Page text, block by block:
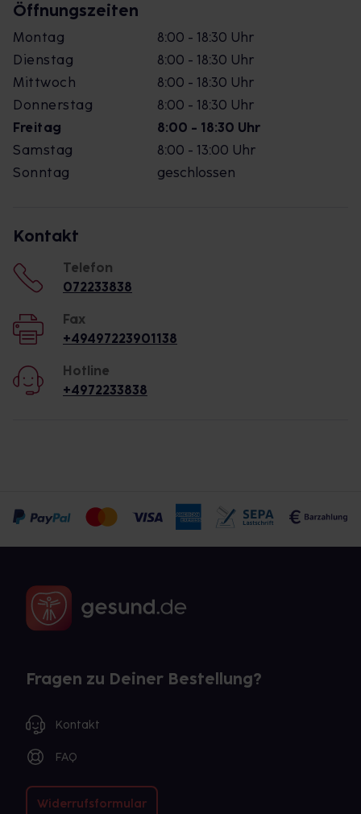
Öffnungszeiten
Montag
8:00 - 18:30 Uhr
Dienstag
8:00 - 18:30 Uhr
Mittwoch
8:00 - 18:30 Uhr
Donnerstag
8:00 - 18:30 Uhr
Freitag
8:00 - 18:30 Uhr
Samstag
8:00 - 13:00 Uhr
Sonntag
geschlossen
Kontakt
Telefon
072233838
Fax
+49497223901138
Hotline
+4972233838
Fragen zu Deiner Bestellung?
Kontakt
FAQ
Widerrufsformular